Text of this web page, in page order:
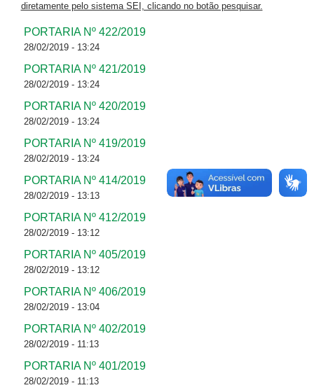
diretamente pelo sistema SEI, clicando no botão pesquisar.
PORTARIA Nº 422/2019
28/02/2019 - 13:24
PORTARIA Nº 421/2019
28/02/2019 - 13:24
PORTARIA Nº 420/2019
28/02/2019 - 13:24
PORTARIA Nº 419/2019
28/02/2019 - 13:24
PORTARIA Nº 414/2019
28/02/2019 - 13:13
PORTARIA Nº 412/2019
28/02/2019 - 13:12
PORTARIA Nº 405/2019
28/02/2019 - 13:12
PORTARIA Nº 406/2019
28/02/2019 - 13:04
PORTARIA Nº 402/2019
28/02/2019 - 11:13
PORTARIA Nº 401/2019
28/02/2019 - 11:13